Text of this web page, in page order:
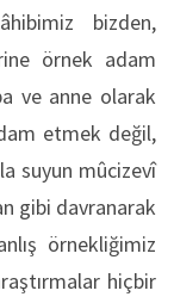
bizden,
örnek adam
ve anne olarak
etmek değil,
suyun mûcizevî
gibi davranarak
örnekliğimiz
hiçbir